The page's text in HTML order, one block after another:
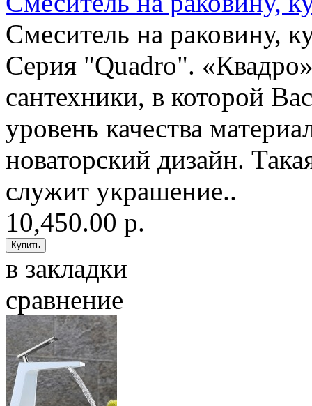
Смеситель на раковину,
Серия "Quadro".
сантехники, в которой
уровень качества
новаторский дизайн.
служит украшение..
10,450.00 р.
в закладки
сравнение